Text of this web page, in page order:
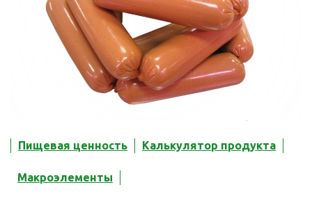
Пищевая ценность Калькулятор продукта
Макроэлементы